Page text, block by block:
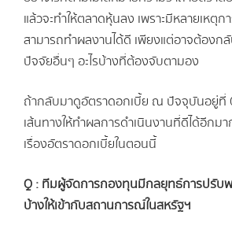
แล้วจะทำให้ตลาดหุ้นลง เพราะมีหลายเห
สามารถทำผลงานได้ดี เพียงแต่อาจต้องก
ปัจจัยอื่นๆ อะไรบ้างที่ต้องจับตามอง
ถ้ากลับมาดูอัตราดอกเบี้ย ณ ปัจจุบันอยู่ที่
เส้นทางให้ทำผลการดำเนินงานที่ดีได้อีกม
เรื่องอัตราดอกเบี้ยในตอนนี้
Q : ทีมผู้จัดการกองทุนมีกลยุทธ์การปรับ
บ้างให้เข้ากับสถานการณ์ในสหรัฐฯ